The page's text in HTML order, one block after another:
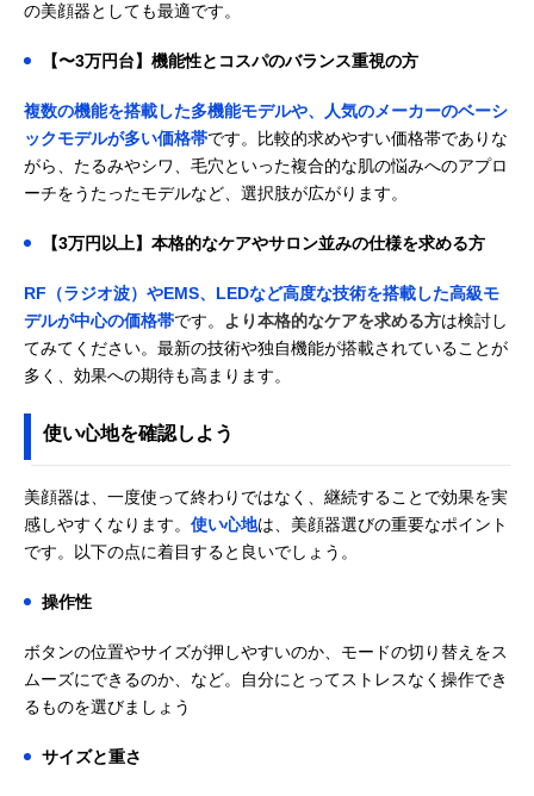
の美顔器としても最適です。
【〜3万円台】機能性とコスパのバランス重視の方
複数の機能を搭載した多機能モデルや、人気のメーカーのベーシ
ックモデルが多い価格帯です。比較的求めやすい価格帯でありな
がら、たるみやシワ、毛穴といった複合的な肌の悩みへのアプロ
ーチをうたったモデルなど、選択肢が広がります。
【3万円以上】本格的なケアやサロン並みの仕様を求める方
RF（ラジオ波）やEMS、LEDなど高度な技術を搭載した高級モ
デルが中心の価格帯です。 より本格的なケアを求める方は検討し
てみてください。最新の技術や独自機能が搭載されていることが
多く、効果への期待も高まります。
使い心地を確認しよう
美顔器は、一度使って終わりではなく、継続することで効果を実
感しやすくなります。 使い心地は、美顔器選びの重要なポイント
です。以下の点に着目すると良いでしょう。
操作性
ボタンの位置やサイズが押しやすいのか、モードの切り替えをス
ムーズにできるのか、など。自分にとってストレスなく操作でき
るものを選びましょう
サイズと重さ